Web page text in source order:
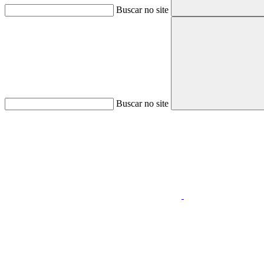
Buscar no site
Buscar no site